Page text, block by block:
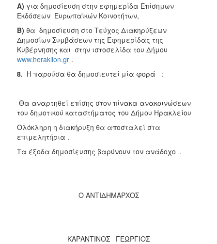
Α) για δημοσίευση στην εφημερίδα Επίσημων
Εκδόσεων Ευρωπαϊκών Κοινοτήτων,
Β) θα δημοσίευση στο Τεύχος Διακηρύξεων
Δημοσίων Συμβάσεων της Εφημερίδας της
Κυβέρνησης και στην ιστοσελίδα του Δήμου
www.heraklion.gr .
8. Η παρούσα θα δημοσιευτεί μία φορά :
Θα αναρτηθεί επίσης στον πίνακα ανακοινώσεων
του δημοτικού καταστήματος του Δήμου Ηρακλείου
Ολόκληρη η διακήρυξη θα αποσταλεί στα
επιμελητήρια .
Τα έξοδα δημοσίευσης βαρύνουν τον ανάδοχο .
Ο ΑΝΤΙΔΗΜΑΡΧΟΣ
ΚΑΡΑΝΤΙΝΟΣ ΓΕΩΡΓΙΟΣ